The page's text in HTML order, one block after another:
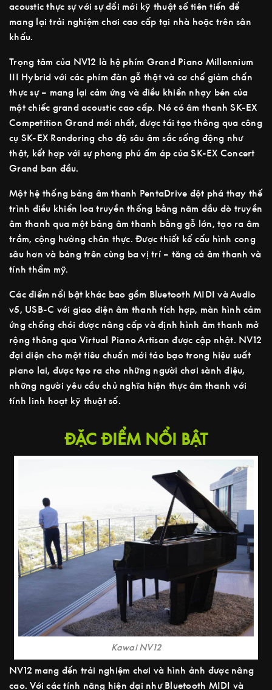
acoustic thực sự với sự đổi mới kỹ thuật số tiên tiến để
mang lại trải nghiệm chơi cao cấp tại nhà hoặc trên sân
khấu.
Trọng tâm của NV12 là hệ phím Grand Piano Millennium
III Hybrid với các phím đàn gỗ thật và cơ chế giảm chấn
thực sự – mang lại cảm ứng và điều khiển nhạy bén của
một chiếc grand acoustic cao cấp. Nó có âm thanh SK-EX
Competition Grand mới nhất, được tái tạo thông qua công
cụ SK-EX Rendering cho độ sâu âm sắc sống động như
thật, kết hợp với sự phong phú ấm áp của SK-EX Concert
Grand ban đầu.
Một hệ thống bảng âm thanh PentaDrive đột phá thay thế
trình điều khiển loa truyền thống bằng năm đầu dò truyền
âm thanh qua một bảng âm thanh bằng gỗ lớn, tạo ra âm
trầm, cộng hưởng chân thực. Được thiết kế cấu hình cong
sâu hơn và bảng trên cùng ba vị trí – tăng cả âm thanh và
tính thẩm mỹ.
Các điểm nổi bật khác bao gồm Bluetooth MIDI và Audio
v5, USB-C với giao diện âm thanh tích hợp, màn hình cảm
ứng chống chói được nâng cấp và định hình âm thanh mở
rộng thông qua Virtual Piano Artisan được cập nhật. NV12
đại diện cho một tiêu chuẩn mới táo bạo trong hiệu suất
piano lai, được tạo ra cho những người chơi sành điệu,
những người yêu cầu chủ nghĩa hiện thực âm thanh với
tính linh hoạt kỹ thuật số.
ĐẶC ĐIỂM NỔI BẬT
Kawai NV12
NV12 mang đến trải nghiệm chơi và hình ảnh được nâng
cao. Với các tính năng hiện đại như Bluetooth MIDI và